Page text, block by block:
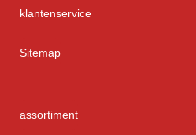
klantenservice
Sitemap
assortiment